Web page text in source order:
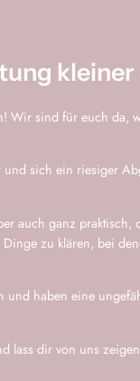
Wir sind für euch da,
sich ein riesiger
auch ganz praktisch,
zu klären, bei
und haben eine
lass dir von uns